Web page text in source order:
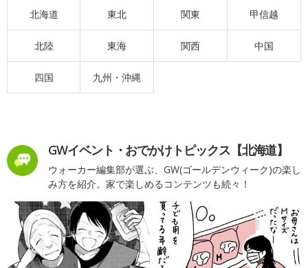
北海道 東北 関東 甲信越
北陸 東海 関西 中国
四国 九州・沖縄
GWイベント・おでかけトピックス【北海道】
ウォーカー編集部が選ぶ、GW(ゴールデンウィーク)の楽し
み方を紹介。家で楽しめるコンテンツも続々！